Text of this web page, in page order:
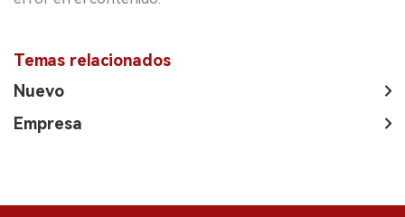
Temas relacionados
Nuevo
Empresa